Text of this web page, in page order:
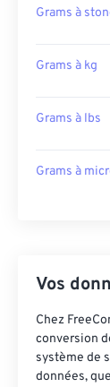
Grams à
Grams à kg
Grams à lbs
Grams à
Vos
Chez
conversion
système de
données,